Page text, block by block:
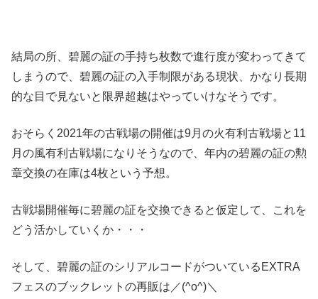
結局の所、碧麗の証の手持ち枚数で進行度が変わってきて
しまうので、碧麗の証の入手制限がある現状、かなり長期
的な目で見ないと限界超越はやっていけなそうです。
おそらく2021年の古戦場の開催は9月の火有利古戦場と11
月の風有利古戦場になりそうなので、年内の碧麗の証の勲
章交換の在庫は4枚という予想。
古戦場開催毎に碧麗の証を交換できると仮定して、これを
どう活かしていくか・・・
そして、碧麗の証のシリアルコードがついているEXTRA
フェスのブックレットの再販は／(^o^)＼